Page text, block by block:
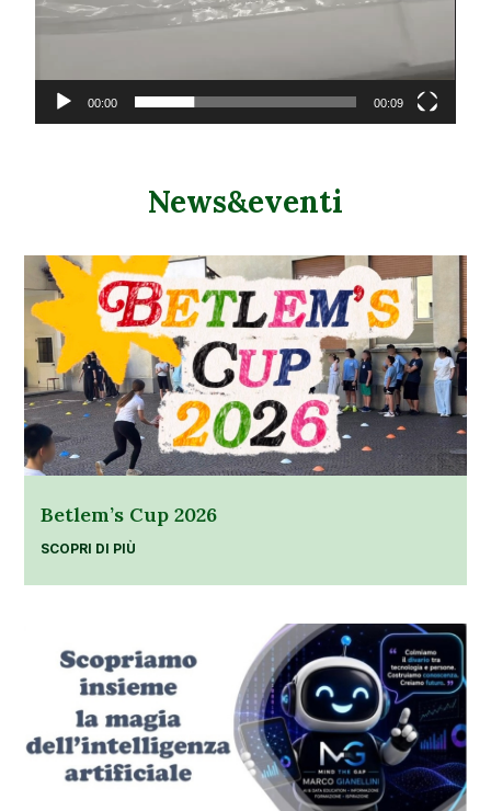
00:00 00:09
News&eventi
Betlem’s Cup 2026
SCOPRI DI PIÙ